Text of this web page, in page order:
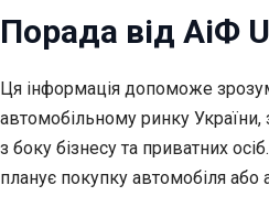
Порада від АіФ
Ця інформація допоможе
автомобільному ринку
з боку бізнесу та приватних
планує покупку автомобіля або